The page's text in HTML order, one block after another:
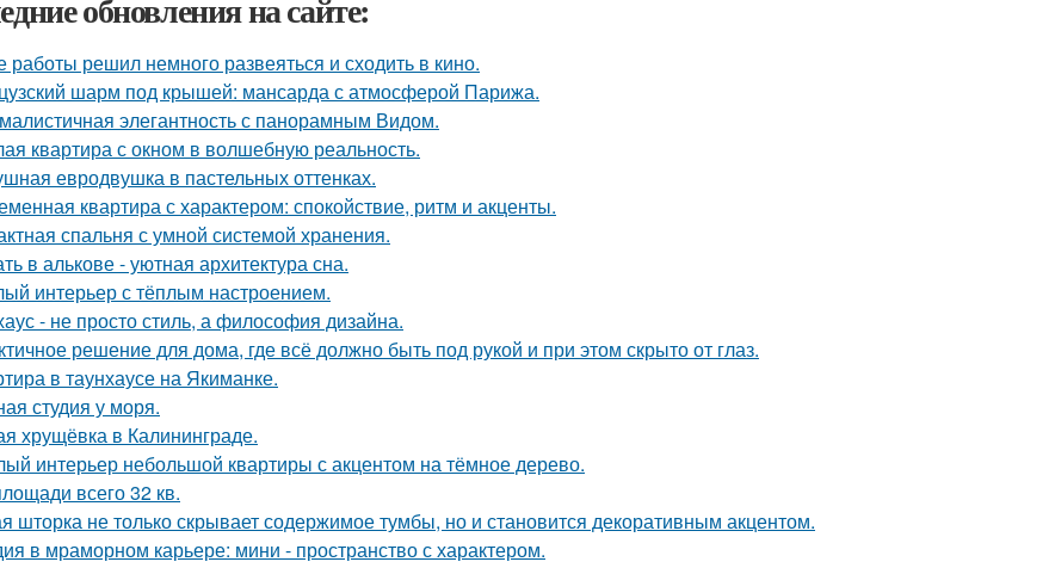
обновления на сайте:
работы решил немного развеяться и сходить в кино.
шарм под крышей: мансарда с атмосферой Парижа.
элегантность с панорамным Видом.
квартира с окном в волшебную реальность.
евродвушка в пастельных оттенках.
квартира с характером: спокойствие, ритм и акценты.
спальня с умной системой хранения.
в алькове - уютная архитектура сна.
интерьер с тёплым настроением.
- не просто стиль, а философия дизайна.
решение для дома, где всё должно быть под рукой и при этом скрыто от глаз.
в таунхаусе на Якиманке.
студия у моря.
хрущёвка в Калининграде.
интерьер небольшой квартиры с акцентом на тёмное дерево.
всего 32 кв.
шторка не только скрывает содержимое тумбы, но и становится декоративным акцентом.
в мраморном карьере: мини - пространство с характером.